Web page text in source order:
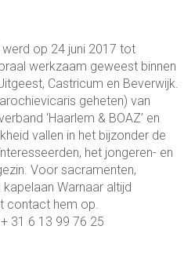
op 24 juni 2017 tot
werkzaam geweest binnen
Castricum en Beverwijk.
geheten) van
‘Haarlem & BOAZ’ en
vallen in het bijzonder de
het jongeren- en
Voor sacramenten,
Warnaar altijd
contact hem op.
31 6 13 99 76 25